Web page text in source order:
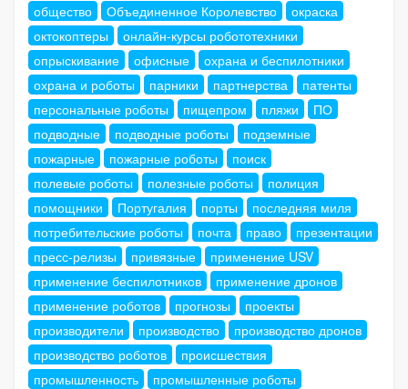
общество
Объединенное Королевство
окраска
октокоптеры
онлайн-курсы робототехники
опрыскивание
офисные
охрана и беспилотники
охрана и роботы
парники партнерства
патенты
персональные роботы
пищепром пляжи
ПО
подводные
подводные роботы
подземные
пожарные
пожарные роботы
поиск
полевые роботы
полезные роботы
полиция
помощники
Португалия порты
последняя миля
потребительские роботы
почта право
презентации
пресс-релизы
привязные
применение USV
применение беспилотников
применение дронов
применение роботов
прогнозы
проекты
производители
производство
производство дронов
производство роботов
происшествия
промышленность
промышленные роботы